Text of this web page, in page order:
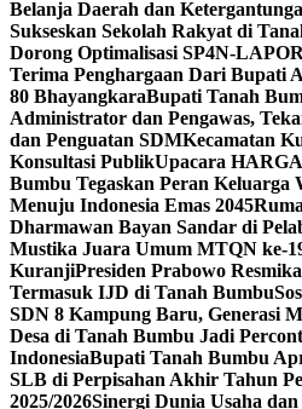
Belanja Daerah dan
Sukseskan Sekolah Rakyat di
Dorong Optimalisasi SP4N-LAPOR
Terima Penghargaan Dari Bupati
80 BhayangkaraBupati Tanah
Administrator dan Pengawas,
dan Penguatan SDMKecamatan
Konsultasi PublikUpacara
Bumbu Tegaskan Peran
Menuju Indonesia Emas 2045
Dharmawan Bayan Sandar di
Mustika Juara Umum MTQN ke-
KuranjiPresiden Prabowo
Termasuk IJD di Tanah Bumbu
SDN 8 Kampung Baru, Generasi
Desa di Tanah Bumbu Jadi
IndonesiaBupati Tanah Bumbu
SLB di Perpisahan Akhir Tahun
2025/2026Sinergi Dunia Usaha